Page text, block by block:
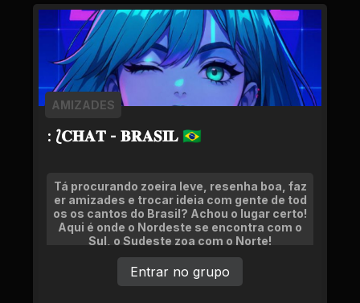
: ⟅𝐂𝐇𝐀𝐓 - 𝐁𝐑𝐀𝐒𝐈𝐋 🇧🇷
AMIZADES
Tá procurando zoeira leve, resenha boa, faz
er amizades e trocar ideia com gente de tod
os os cantos do Brasil? Achou o lugar certo!
Aqui é onde o Nordeste se encontra com o
Sul, o Sudeste zoa com o Norte!
Entrar no grupo